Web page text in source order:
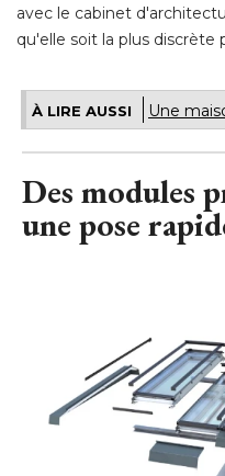
avec le cabinet
qu'elle soit la plus discrète
À LIRE AUSSI Une
Des modules
une pose